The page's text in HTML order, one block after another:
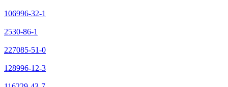
106996-32-1
2530-86-1
227085-51-0
128996-12-3